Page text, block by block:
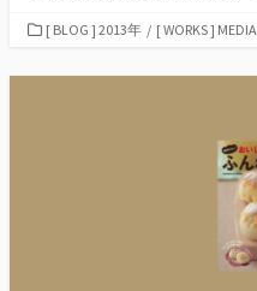
カ
ゴ
[ BLOG ] 2013年 / [ WORKS ] MEDIA